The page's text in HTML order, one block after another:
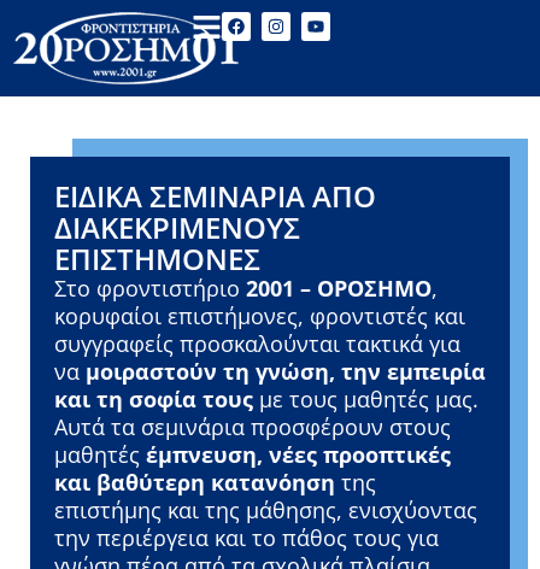
ΕΙΔΙΚΆ ΣΕΜΙΝΆΡΙΑ ΑΠΌ
ΔΙΑΚΕΚΡΙΜΈΝΟΥΣ
ΕΠΙΣΤΉΜΟΝΕΣ
Στο φροντιστήριο 2001 – ΟΡΟΣΗΜΟ,
κορυφαίοι επιστήμονες, φροντιστές και
συγγραφείς προσκαλούνται τακτικά για
να μοιραστούν τη γνώση, την εμπειρία
και τη σοφία τους με τους μαθητές μας.
Αυτά τα σεμινάρια προσφέρουν στους
μαθητές έμπνευση, νέες προοπτικές
και βαθύτερη κατανόηση της
επιστήμης και της μάθησης, ενισχύοντας
την περιέργεια και το πάθος τους για